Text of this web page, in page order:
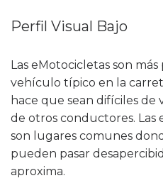
Perfil Visual Bajo
Las eMotocicletas son
vehículo típico en la
hace que sean difíciles de
de otros conductores. Las
son lugares comunes
pueden pasar
aproxima.